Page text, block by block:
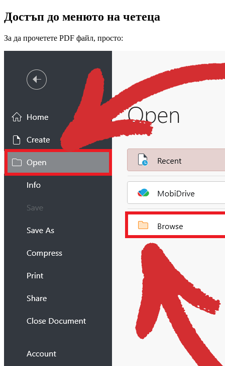
Достъп до менюто на четеца
За да прочетете PDF файл, просто: